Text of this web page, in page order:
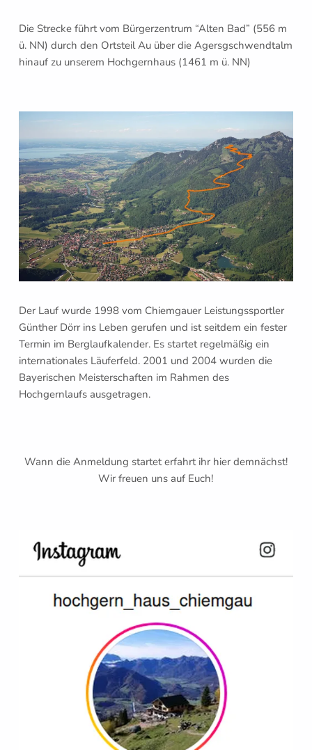
Die Strecke führt vom Bürgerzentrum “Alten Bad” (556 m
ü. NN) durch den Ortsteil Au über die Agersgschwendtalm
hinauf zu unserem Hochgernhaus (1461 m ü. NN)
Der Lauf wurde 1998 vom Chiemgauer Leistungssportler
Günther Dörr ins Leben gerufen und ist seitdem ein fester
Termin im Berglaufkalender. Es startet regelmäßig ein
internationales Läuferfeld. 2001 und 2004 wurden die
Bayerischen Meisterschaften im Rahmen des
Hochgernlaufs ausgetragen.
Wann die Anmeldung startet erfahrt ihr hier demnächst!
Wir freuen uns auf Euch!